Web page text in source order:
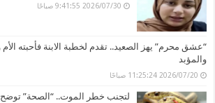
2026/07/30 9:41:55 صباحًا
“عشق محرم” يهز الصعيد.. تقدم لخطبة الابنة فأحبته الأم
والمؤبد
2026/07/20 11:25:24 صباحًا
لتجنب خطر الموت.. “الصحة” توضح